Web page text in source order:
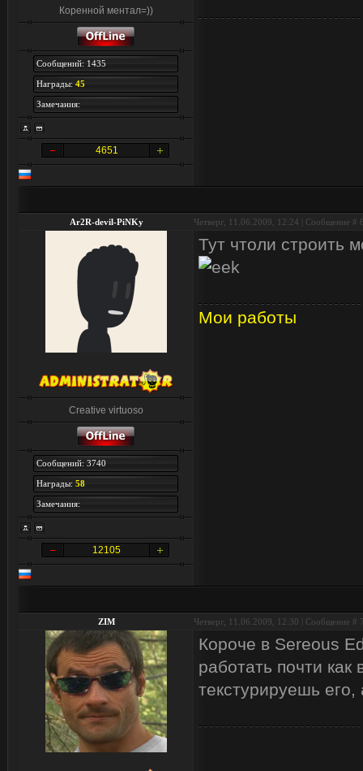
Коренной ментал=))
Сообщений: 1435
Награды: 45
Замечания:
4651
Ar2R-devil-PiNKy Четверг, 11.06.2009, 12:24 | Сообщение #
Creative virtuoso
Сообщений: 3740
Награды: 58
Замечания:
12105
Тут чтоли строить
Мои работы
ZIM Четверг, 11.06.2009, 12:30 | Сообщение #
Короче в Sereous
работать почти
текстурируешь